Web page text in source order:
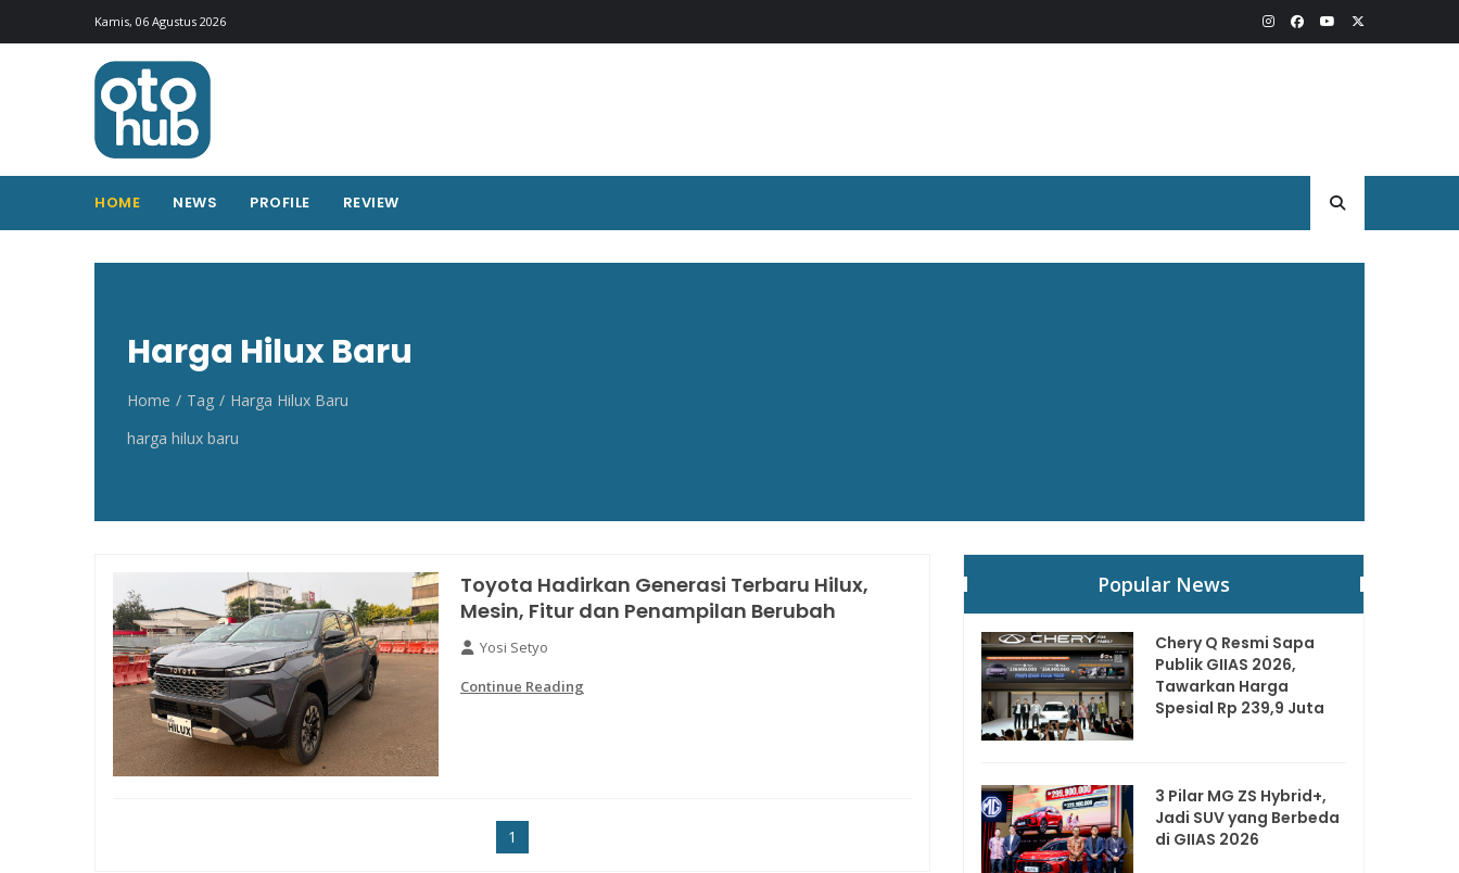
Kamis, 06 Agustus 2026
HOME NEWS PROFILE REVIEW
Otohub.co
Portal berita otomotif Indonesia terkini
Harga Hilux Baru
Home Tag
Harga Hilux Baru
harga hilux baru
Toyota Hadirkan Generasi Terbaru Hilux,
Mesin, Fitur dan Penampilan Berubah
Yosi Setyo
Continue Reading
1
Popular News
Chery Q Resmi Sapa
Publik GIIAS 2026,
Tawarkan Harga
Spesial Rp 239,9 Juta
3 Pilar MG ZS Hybrid+,
Jadi SUV yang Berbeda
di GIIAS 2026